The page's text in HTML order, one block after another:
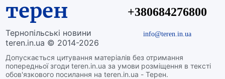
терен
Тернопільські новини
teren.in.ua © 2014-2026
Допускається цитування матеріалів без отримання
попередньої згоди teren.in.ua за умови розміщення в тексті
обов'язкового посилання на teren.in.ua - Терен.
+380684276800
info@teren.in.ua